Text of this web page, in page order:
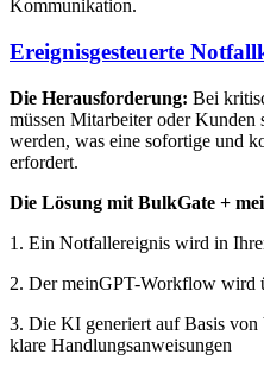
Kommunikation.
Ereignisgesteuerte
Die Herausforderung: Bei
müssen Mitarbeiter oder
werden, was eine sofortige und
erfordert.
Die Lösung mit BulkGate +
1. Ein Notfallereignis wird in
2. Der meinGPT-Workflow wird
3. Die KI generiert auf Basis von
klare Handlungsanweisungen